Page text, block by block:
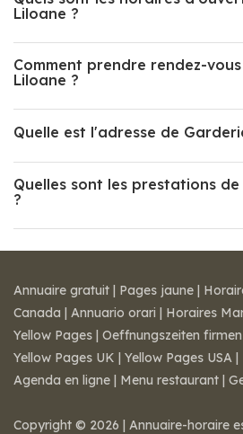
Liloane ?
Comment prendre rendez-
Liloane ?
Quelle est l'adresse de
Quelles sont les prestations
?
Annuaire gratuit | Pages jaune |
Canada | Annuario orari | Horaires
Yellow Pages | Oeffnungszeiten firmen
Yellow Pages UK | Yellow Pages USA |
Agenda en ligne | Menu restaurant |
Copyright © 2026 | Annuaire-horaire